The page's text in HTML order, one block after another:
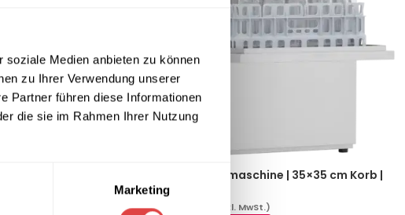
Medien anbieten zu können
zu Ihrer Verwendung unserer
Partner führen diese Informationen
die sie im Rahmen Ihrer Nutzung
Marketing
Geschirrspülmaschine | 35×35 cm Korb |
einwandig | 230 V
2.259,81
(inkl. MwSt.)